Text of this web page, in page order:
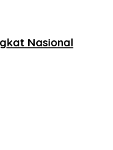
Nasional